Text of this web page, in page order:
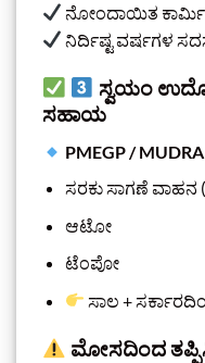
ನೋಂದಾಯಿತ
ನಿರ್ದಿಷ್ಟ ವರ್ಷಗಳ
ಸ್ವಯಂ
ಸಹಾಯ
PMEGP /
ಸರಕು ಸಾಗಣೆ ವಾಹನ
ಆಟೋ
ಟೆಂಪೋ
ಸಾಲ +
ಮೋಸದಿಂದ